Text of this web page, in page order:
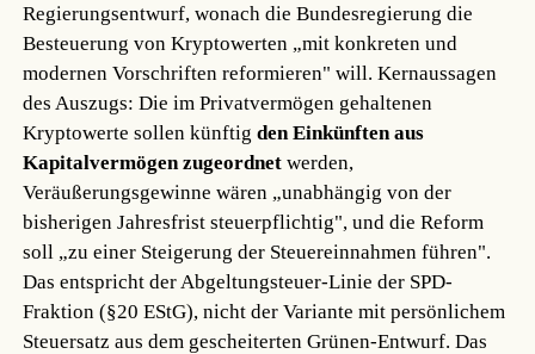
Regierungsentwurf, wonach die Bundesregierung die
Besteuerung von Kryptowerten „mit konkreten und
modernen Vorschriften reformieren" will. Kernaussagen
des Auszugs: Die im Privatvermögen gehaltenen
Kryptowerte sollen künftigden Einkünften aus
Kapitalvermögen zugeordnet werden,
Veräußerungsgewinne wären „unabhängig von der
bisherigen Jahresfrist steuerpflichtig", und die Reform
soll „zu einer Steigerung der Steuereinnahmen führen".
Das entspricht der Abgeltungsteuer-Linie der SPD-
Fraktion (§20 EStG), nicht der Variante mit persönlichem
Steuersatz aus dem gescheiterten Grünen-Entwurf. Das